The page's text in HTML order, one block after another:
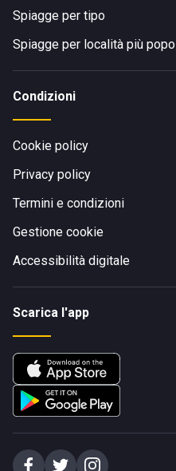
Spiagge per tipo
Spiagge per località più
Condizioni
Cookie policy
Privacy policy
Termini e condizioni
Gestione cookie
Accessibilità digitale
Scarica l'app